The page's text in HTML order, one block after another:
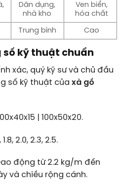
Dân dụng,
nhà kho
Ven biển,
hóa chất
Trung bình Cao
kỹ thuật chuẩn
xác, quý kỹ sư và chủ đầu
số kỹ thuật của xà gồ
| 100x50x20.
1.8, 2.0, 2.3, 2.5.
động từ 2.2 kg/m đến
và chiều rộng cánh.